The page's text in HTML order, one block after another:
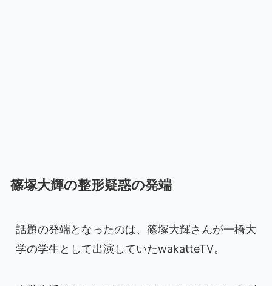
篠塚大輝の整形疑惑の発端
話題の発端となったのは、篠塚大輝さんが一橋大
学の学生として出演していたwakatteTV。